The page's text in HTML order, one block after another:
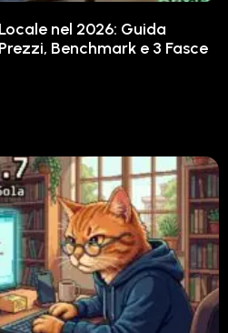
nel 2026: Guida
Benchmark e 3 Fasce